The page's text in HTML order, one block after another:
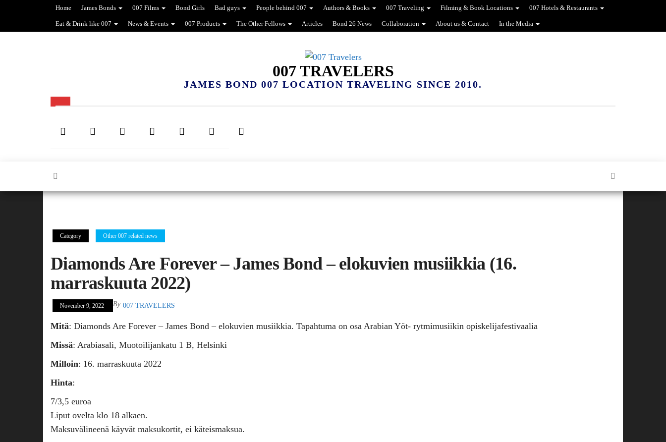
Home James Bonds 007 Films Bond Girls Bad guys People behind 007 Authors & Books 007 Traveling Filming & Book Locations 007 Hotels & Restaurants
Eat & Drink like 007 News & Events 007 Products The Other Fellows Articles Bond 26 News Collaboration About us & Contact In the Media
007 TRAVELERS
JAMES BOND 007 LOCATION TRAVELING SINCE 2010.
Category Other 007 related news
Diamonds Are Forever – James Bond – elokuvien musiikkia (16.
marraskuuta 2022)
November 9, 2022 By 007 TRAVELERS
Mitä: Diamonds Are Forever – James Bond – elokuvien musiikkia. Tapahtuma on osa Arabian Yöt- rytmimusiikin opiskelijafestivaalia
Missä: Arabiasali, Muotoilijankatu 1 B, Helsinki
Milloin: 16. marraskuuta 2022
Hinta:
7/3,5 euroa
Liput ovelta klo 18 alkaen.
Maksuvälineenä käyvät maksukortit, ei käteismaksua.